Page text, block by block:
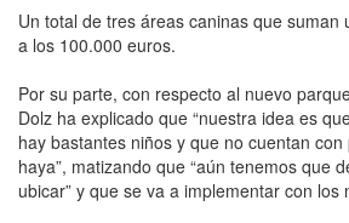
Un total de tres áreas caninas que suman
a los 100.000 euros.
Por su parte, con respecto al nuevo
Dolz ha explicado que “nuestra idea es
hay bastantes niños y que no cuentan
haya”, matizando que “aún tenemos que
ubicar” y que se va a implementar con los